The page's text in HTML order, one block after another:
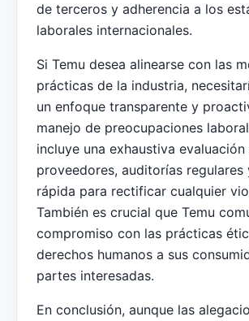
de terceros y adherencia a los
laborales internacionales.
Si Temu desea alinearse con las
prácticas de la industria,
un enfoque transparente y
manejo de preocupaciones
incluye una exhaustiva evaluación
proveedores, auditorías regulares
rápida para rectificar cualquier
También es crucial que Temu
compromiso con las prácticas
derechos humanos a sus
partes interesadas.
En conclusión, aunque las